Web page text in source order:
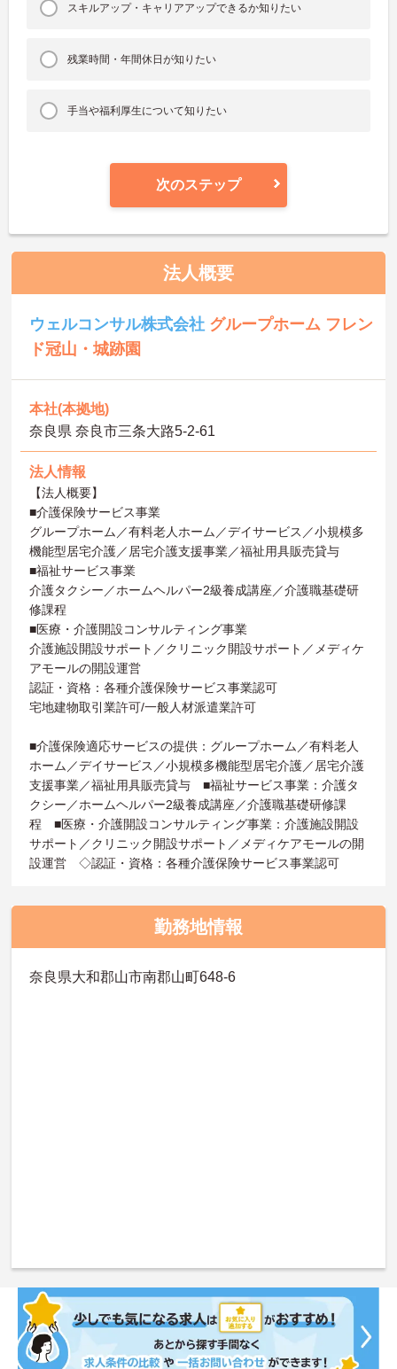
スキルアップ・キャリアアップできるか知りたい
残業時間・年間休日が知りたい
手当や福利厚生について知りたい
次のステップ
法人概要
ウェルコンサル株式会社 グループホーム フレン
ド冠山・城跡園
本社(本拠地)
奈良県 奈良市三条大路5-2-61
法人情報
【法人概要】
■介護保険サービス事業
グループホーム／有料老人ホーム／デイサービス／小規模多
機能型居宅介護／居宅介護支援事業／福祉用具販売貸与
■福祉サービス事業
介護タクシー／ホームヘルパー2級養成講座／介護職基礎研
修課程
■医療・介護開設コンサルティング事業
介護施設開設サポート／クリニック開設サポート／メディケ
アモールの開設運営
認証・資格：各種介護保険サービス事業認可
宅地建物取引業許可/一般人材派遣業許可
■介護保険適応サービスの提供：グループホーム／有料老人
ホーム／デイサービス／小規模多機能型居宅介護／居宅介護
支援事業／福祉用具販売貸与 ■福祉サービス事業：介護タ
クシー／ホームヘルパー2級養成講座／介護職基礎研修課
程 ■医療・介護開設コンサルティング事業：介護施設開設
サポート／クリニック開設サポート／メディケアモールの開
設運営 ◇認証・資格：各種介護保険サービス事業認可
勤務地情報
奈良県大和郡山市南郡山町648-6